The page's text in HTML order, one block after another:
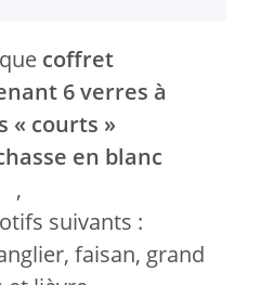
coffret
6 verres à
« courts »
en blanc
,
suivants :
faisan, grand